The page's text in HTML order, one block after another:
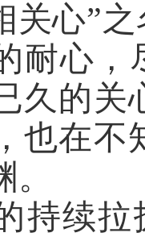
关心”
耐心，
久的关
也在不
持续